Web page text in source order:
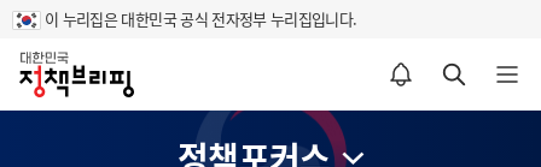
이 누리집은 대한민국 공식 전자정부 누리집입니다.
홈
알림설정 바로가기 검색 바로가기 메뉴 열기